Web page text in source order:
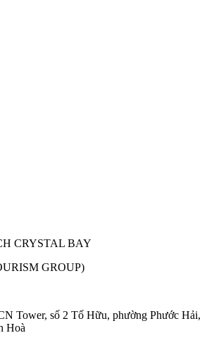
CRYSTAL BAY
GROUP)
Tower, số 2 Tố Hữu, phường Phước Hải,
Hoà